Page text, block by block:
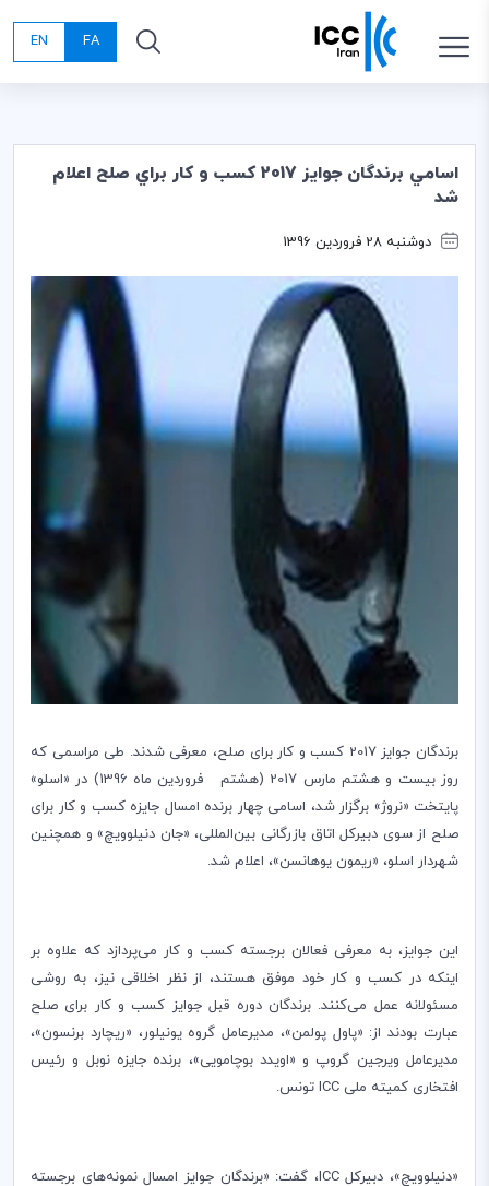
FA
EN
اسامي برندگان جوايز 2017 كسب و كار براي صلح اعلام
شد
دوشنبه 28 فروردین 1396
برندگان جوایز 2017 کسب و کار برای صلح، معرفی شدند. طی مراسمی که
روز بیست و هشتم مارس 2017 (هشتم فروردین ماه 1396) در «اسلو»
پایتخت «نروژ» برگزار شد، اسامی چهار برنده امسال جایزه کسب و کار برای
صلح از سوی دبیرکل اتاق بازرگانی بین‌المللی، «جان دنیلوویچ» و همچنین
شهردار اسلو، «ریمون یوهانسن»، اعلام شد.
این جوایز، به معرفی فعالان برجسته کسب و کار می‌پردازد که علاوه بر
اینکه در کسب و کار خود موفق هستند، از نظر اخلاقی نیز، به روشی
مسئولانه عمل می‌کنند. برندگان دوره قبل جوایز کسب و کار برای صلح
عبارت بودند از: «پاول پولمن»، مدیرعامل گروه یونیلور، «ریچارد برنسون»،
مدیرعامل ویرجین گروپ و «اویدد بوچامویی»، برنده جایزه نوبل و رئیس
افتخاری کمیته ملی ICC تونس.
«دنیلوویچ»، دبیرکلICC، گفت: «برندگان جوایز امسال نمونه‌های برجسته